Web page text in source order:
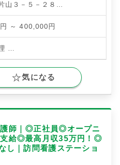
山３－５－２８…
～ 400,000円
気になる
護師｜◎正社員◎オープニ
給◎最高月収35万円！◎
し｜訪問看護ステーショ